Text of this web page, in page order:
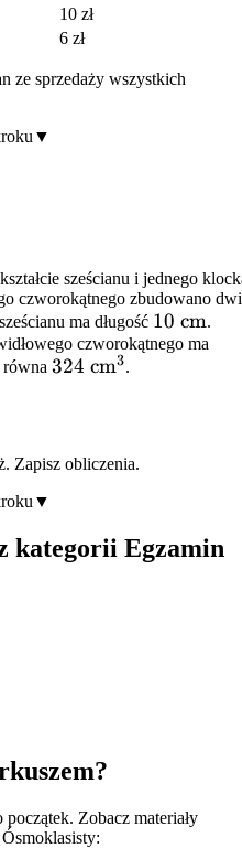
10 zł
6 zł
ze sprzedaży wszystkich
▼
sześcianu i jednego
czworokątnego zbudowano
ma długość 10\
10 cm.
czworokątnego ma
równa 324\
324 cm3.
Zapisz obliczenia.
▼
kategorii Egzamin
Zobacz materiały
: